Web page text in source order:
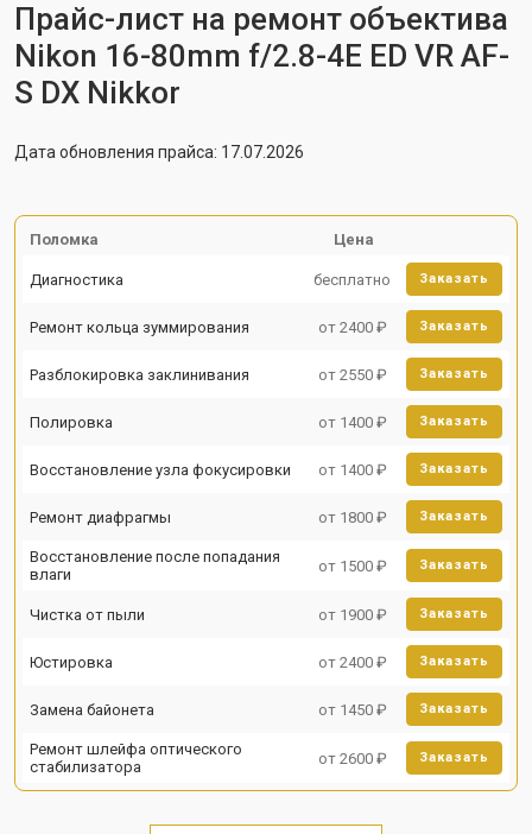
Прайс-лист на ремонт объектива
Nikon 16-80mm f/2.8-4E ED VR AF-
S DX Nikkor
Дата обновления прайса: 17.07.2026
Поломка Цена
Диагностика бесплатно Заказать
Ремонт кольца зуммирования от 2400 ₽ Заказать
Разблокировка заклинивания от 2550 ₽ Заказать
Полировка от 1400 ₽ Заказать
Восстановление узла фокусировки от 1400 ₽ Заказать
Ремонт диафрагмы от 1800 ₽ Заказать
Восстановление после попадания
влаги
от 1500 ₽ Заказать
Чистка от пыли от 1900 ₽ Заказать
Юстировка от 2400 ₽ Заказать
Замена байонета от 1450 ₽ Заказать
Ремонт шлейфа оптического
стабилизатора
от 2600 ₽ Заказать